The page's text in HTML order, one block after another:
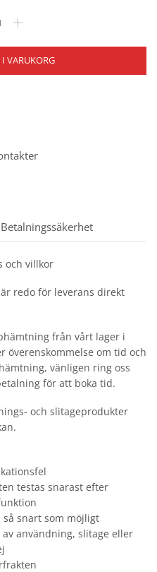
VARUKORG
Betalningssäkerhet
och villkor
redo för leverans direkt
från vårt lager i
överenskommelse om tid och
vänligen ring oss
för att boka tid.
och slitageprodukter
testas snarast efter
så snart som möjligt
användning, slitage eller